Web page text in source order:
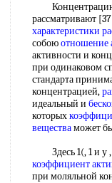
Концентрацию
рассматривают
характеристики
собоюотношение
активности и
при одинаковом
стандарта
концентрацией,
идеальный и
которых
веществаможет
Здесь 1(, 1 и у
коэффициент
при моляльной